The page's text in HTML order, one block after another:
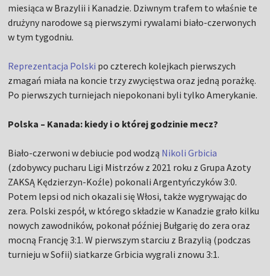
miesiąca w Brazylii i Kanadzie. Dziwnym trafem to właśnie te
drużyny narodowe są pierwszymi rywalami biało-czerwonych
w tym tygodniu.
Reprezentacja Polski po czterech kolejkach pierwszych
zmagań miała na koncie trzy zwycięstwa oraz jedną porażkę.
Po pierwszych turniejach niepokonani byli tylko Amerykanie.
Polska – Kanada: kiedy i o której godzinie mecz?
Biało-czerwoni w debiucie pod wodzą Nikoli Grbicia
(zdobywcy pucharu Ligi Mistrzów z 2021 roku z Grupa Azoty
ZAKSĄ Kędzierzyn-Koźle) pokonali Argentyńczyków 3:0.
Potem lepsi od nich okazali się Włosi, także wygrywając do
zera. Polski zespół, w którego składzie w Kanadzie grało kilku
nowych zawodników, pokonał później Bułgarię do zera oraz
mocną Francję 3:1. W pierwszym starciu z Brazylią (podczas
turnieju w Sofii) siatkarze Grbicia wygrali znowu 3:1.